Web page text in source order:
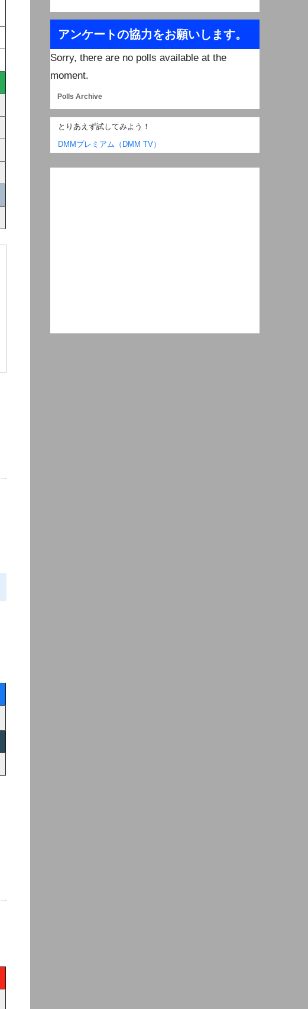
アンケートの協力をお願いします。
Sorry, there are no polls available at the
moment.
Polls Archive
とりあえず試してみよう！
DMMプレミアム（DMM TV）